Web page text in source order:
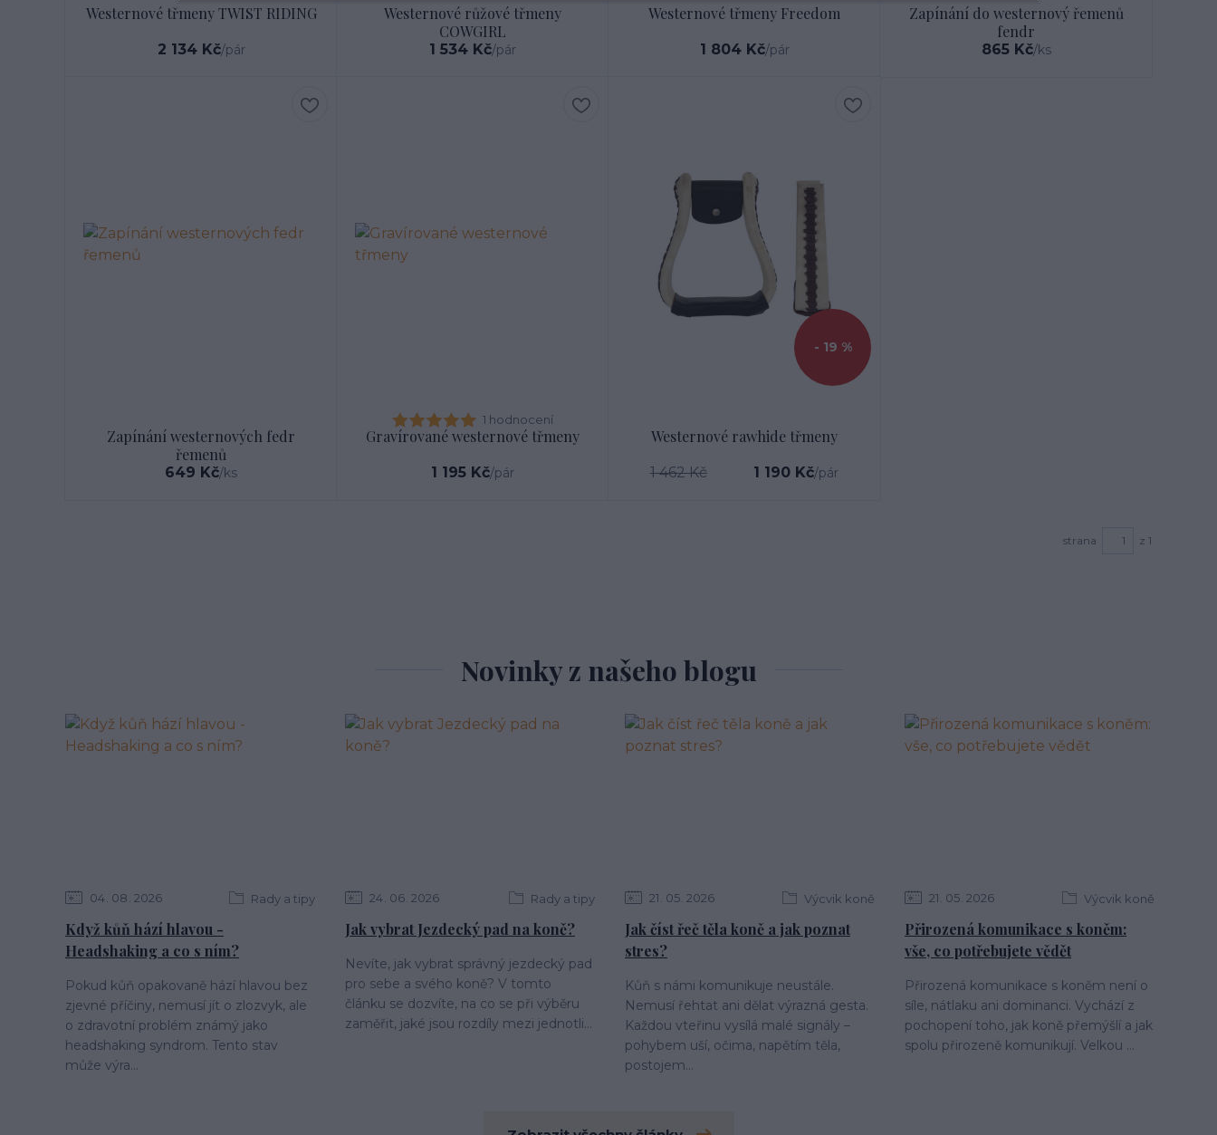
Westernové třmeny TWIST RIDING
2 134 Kč/pár
Westernové růžové třmeny
COWGIRL
1 534 Kč/pár
Westernové třmeny Freedom
1 804 Kč/pár
Zapínání do westernový řemenů
fendr
865 Kč/ks
Zapínání westernových fedr
řemenů
649 Kč/ks
1 hodnocení
Gravírované westernové třmeny
1 195 Kč/pár
- 19 %
Westernové rawhide třmeny
1 462 Kč 1 190 Kč/pár
strana z 1
Novinky z našeho blogu
04 08 2026 Rady a tipy
Když kůň hází hlavou -
Headshaking a co s ním?
Pokud kůň opakovaně hází hlavou bez
zjevné příčiny, nemusí jít o zlozvyk, ale
o zdravotní problém známý jako
headshaking syndrom. Tento stav
může výra...
24 06 2026 Rady a tipy
Jak vybrat Jezdecký pad na koně?
Nevíte, jak vybrat správný jezdecký pad
pro sebe a svého koně? V tomto
článku se dozvíte, na co se při výběru
zaměřit, jaké jsou rozdíly mezi jednotli...
21 05 2026 Výcvik koně
Jak číst řeč těla koně a jak poznat
stres?
Kůň s námi komunikuje neustále.
Nemusí řehtat ani dělat výrazná gesta.
Každou vteřinu vysílá malé signály –
pohybem uší, očima, napětím těla,
postojem...
21 05 2026 Výcvik koně
Přirozená komunikace s koněm:
vše, co potřebujete vědět
Přirozená komunikace s koněm není o
síle, nátlaku ani dominanci. Vychází z
pochopení toho, jak koně přemýšlí a jak
spolu přirozeně komunikují. Velkou ...